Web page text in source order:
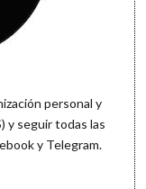
personal y
y seguir todas las
y Telegram.